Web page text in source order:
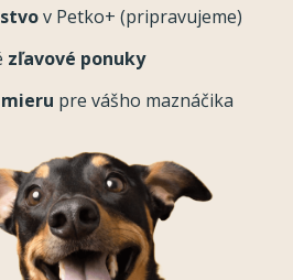
v Petko+ (pripravujeme)
zľavové ponuky
pre vášho maznáčika